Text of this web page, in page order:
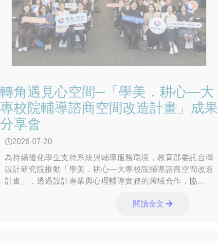
轉角遇見心空間─「學美．耕心—大
專校院輔導諮商空間改造計畫」成果
分享會
2026-07-20
為持續優化學生支持系統與輔導服務環境，教育部委託台灣
設計研究院推動「學美．耕心—大專校院輔導諮商空間改造
計畫」，透過設計專業與心理輔導實務的跨域合作，協助大
6月15日下午於臺北市松山文創園區「創意劇場」舉辦成果分
閱讀全文